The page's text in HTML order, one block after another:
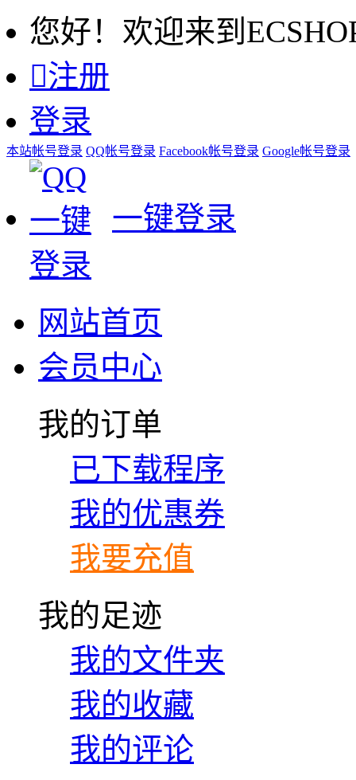
您好！欢迎来到
注册
登录
本站帐号登录 QQ帐号登录 Facebook帐号登录 Google帐号登录
一键登录
网站首页
会员中心
我的订单
已下载程序
我的优惠券
我要充值
我的足迹
我的文件夹
我的收藏
我的评论